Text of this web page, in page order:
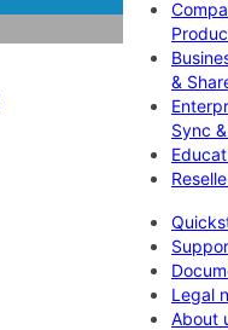
&
Sync
Legal
About